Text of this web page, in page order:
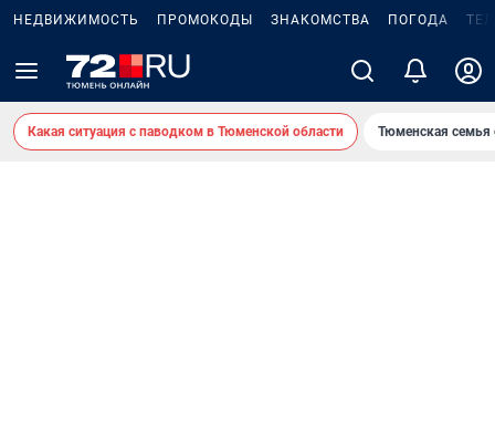
НЕДВИЖИМОСТЬ ПРОМОКОДЫ ЗНАКОМСТВА ПОГОДА
Какая ситуация с паводком в Тюменской области Тюменская семья